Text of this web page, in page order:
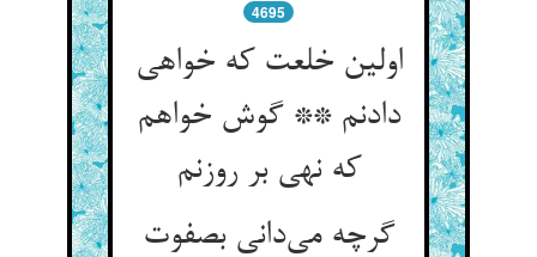
4695
اولین خلعت که خواهی
دادنم ** گوش خواهم
که نهی بر روزنم
گرچه می‌دانی بصفوت